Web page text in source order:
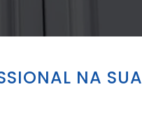
NA SUA